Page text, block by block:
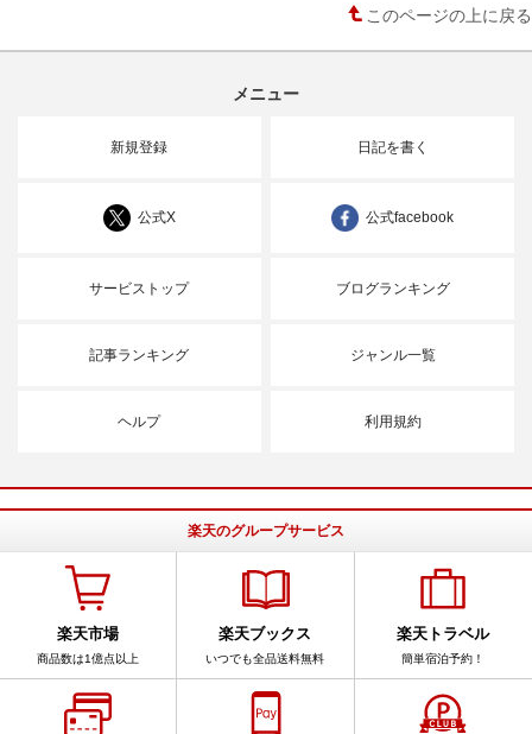
このページの上に戻る
メニュー
新規登録 日記を書く
公式X 公式facebook
サービストップ ブログランキング
記事ランキング ジャンル一覧
ヘルプ 利用規約
楽天のグループサービス
楽天市場
商品数は1億点以上
楽天ブックス
いつでも全品送料無料
楽天トラベル
簡単宿泊予約！